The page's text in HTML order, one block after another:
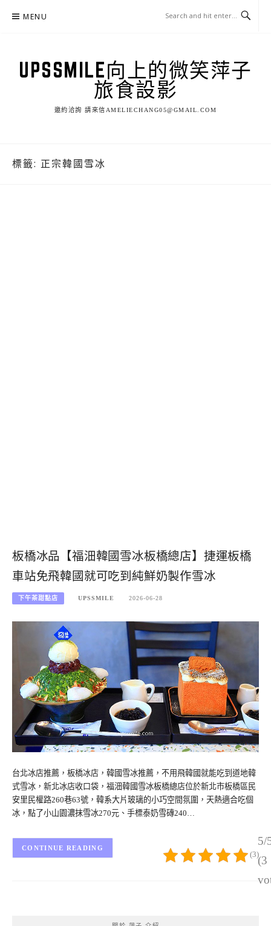
MENU
UPSSMILE向上的微笑萍子
旅食設影
邀約洽詢 請來信AMELIECHANG05@GMAIL.COM
標籤: 正宗韓國雪冰
板橋冰品【福沺韓國雪冰板橋總店】捷運板橋
車站免飛韓國就可吃到純鮮奶製作雪冰
下午茶甜點店 UPSSMILE 2026-06-28
台北冰店推薦，板橋冰店，韓國雪冰推薦，不用飛韓國就能吃到道地韓
式雪冰，新北冰店收口袋，福沺韓國雪冰板橋總店位於新北市板橋區民
安里民權路260巷63號，韓系大片玻璃的小巧空間氛圍，天熱適合吃個
冰，點了小山園濃抹雪冰270元、手標泰奶雪磚240…
5/
(3
(3)
CONTINUE READING